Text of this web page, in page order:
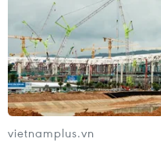
vietnamplus.vn